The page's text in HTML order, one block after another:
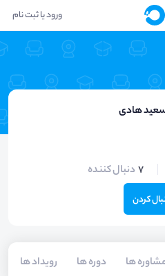
ورود یا ثبت نام
هادی
7 دنبال کننده
کردن
ها دوره ها رویداد ها